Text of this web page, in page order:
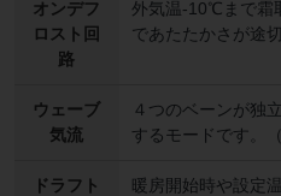
オンデフ
ロスト回
路
外気温-10℃まで霜
であたたかさが途
ウェーブ
気流
４つのベーンが独
するモードです。（
ドラフト
暖房開始時や設定